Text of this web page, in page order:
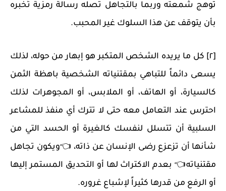
توهج شمعته وربما بالتجاهل تصله رسالة رمزية تُخبره
بأن يتوقف عن هذا السلوك غير المحبب.
[٢] كل ما يريده الشخص المتكبر هو إبهار من حوله، لذلك
يسعى دائماً للتباهي بمقتنياته الشخصية باهظة الثمن
كالسيارة، أو الهاتف، أو الملابس، أو المجوهرات لذلك
احترس عند التعامل معه حتى لا تترك أي منفذ للمشاعر
السلبية أن تتسلل لنفسك كالغيرة أو الحسد التي من
شأنها أن تزعزع رضى الإنسان عن ذاته، 👈ويكون تجاهل
مقتنياته👈 بعدم الاكتراث لها أو التحديق المستمر إليها
أو الرفع من قدرها كثيراً لإشباع غروره.